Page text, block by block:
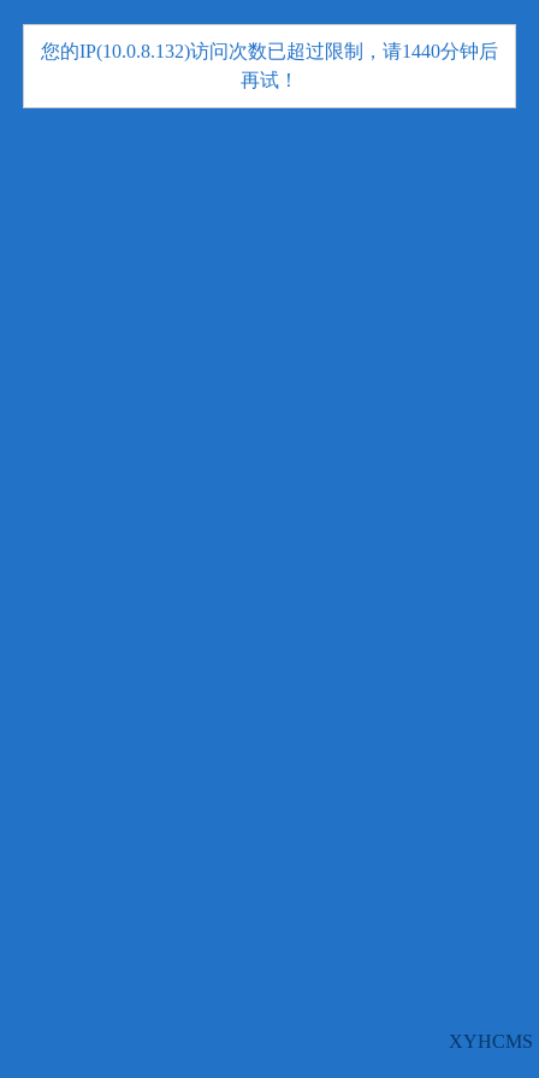
您的IP(10.0.8.132)访问次数已超过限制，请1440分钟后
再试！
XYHCMS